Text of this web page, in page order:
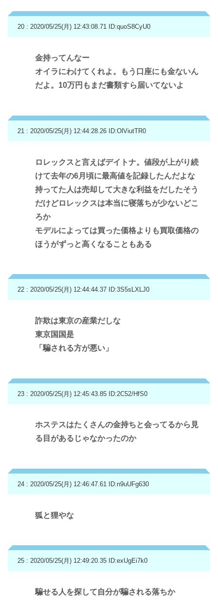
20 : 2020/05/25(月) 12:43:08.71 ID:quoS8CyU0
金持ってんなー
オイラにわけてくれよ。もう口座にも金ないん
だよ。10万円もまだ書類すら届いてないよ
21 : 2020/05/25(月) 12:44:28.26 ID:OlViutTR0
ロレックスと言えばデイトナ。値段が上がり続
けて去年の6月頃に最高値を記録したんだよな
持ってた人は売却して大きな利益をだしたそう
だけどロレックスは本当に寝落ちが少ないどこ
ろか
モデルによっては買った価格よりも買取価格の
ほうがずっと高くなることもある
22 : 2020/05/25(月) 12:44:44.37 ID:3S5sLXLJ0
詐欺は東京の産業だしな
東京国国是
「騙される方が悪い」
23 : 2020/05/25(月) 12:45:43.85 ID:2C52/HfS0
ホステスはたくさんの金持ちと会ってるから見
る目があるじゃなかったのか
24 : 2020/05/25(月) 12:46:47.61 ID:n9uUFg630
狐と狸やな
25 : 2020/05/25(月) 12:49:20.35 ID:exUgEi7k0
騙せる人を探して自分が騙される落ちか